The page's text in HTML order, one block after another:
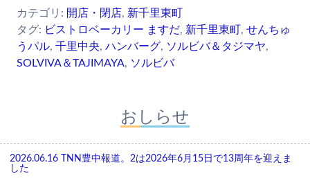
カテゴリ: 開店・閉店, 新千里東町
タグ: ビストロベーカリー ますだ, 新千里東町 , せんちゅ
うパル, 千里中央, ハンバーグ, ソルビバ＆タジマヤ,
SOLVIVA＆TAJIMAYA, ソルビバ
おしらせ
2026.06.16
TNN豊中報道。2は2026年6月15日で13周年を迎えま
した